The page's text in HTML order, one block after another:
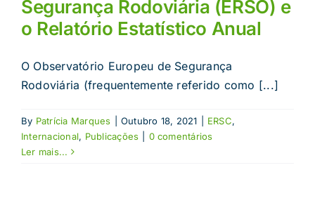
Segurança Rodoviária (ERSO) e
o Relatório Estatístico Anual
O Observatório Europeu de Segurança
Rodoviária (frequentemente referido como [...]
By Patrícia Marques Outubro 18, 2021 ERSC,
Internacional, Publicações
0 comentários
Ler mais...